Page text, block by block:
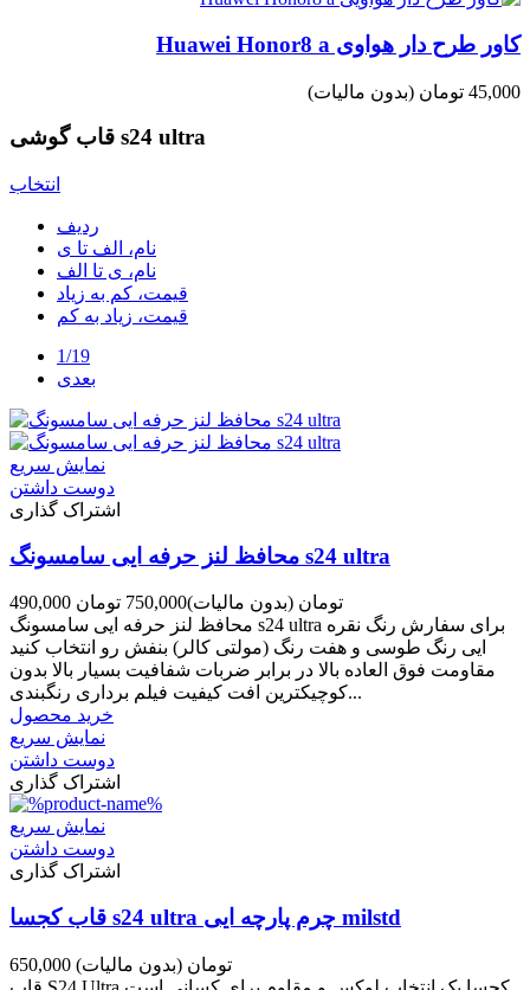
کاور طرح دار هواوی Huawei Honor8 a
45,000 تومان (بدون مالیات)
قاب گوشی s24 ultra
انتخاب
ردیف
نام، الف تا ی
نام، ی تا الف
قیمت، کم به زیاد
قیمت، زیاد به کم
1/19
بعدی
نمایش سریع
دوست داشتن
اشتراک گذاری
محافظ لنز حرفه ایی سامسونگ s24 ultra
490,000 تومان (بدون مالیات)750,000 تومان
محافظ لنز حرفه ایی سامسونگ s24 ultra برای سفارش رنگ نقره
ایی رنگ طوسی و هفت رنگ (مولتی کالر) بنفش رو انتخاب کنید
مقاومت فوق العاده بالا در برابر ضربات شفافیت بسیار بالا بدون
کوچیکترین افت کیفیت فیلم برداری رنگبندی...
خرید محصول
نمایش سریع
دوست داشتن
اشتراک گذاری
نمایش سریع
دوست داشتن
اشتراک گذاری
قاب کجسا s24 ultra چرم پارچه ایی milstd
650,000 تومان (بدون مالیات)